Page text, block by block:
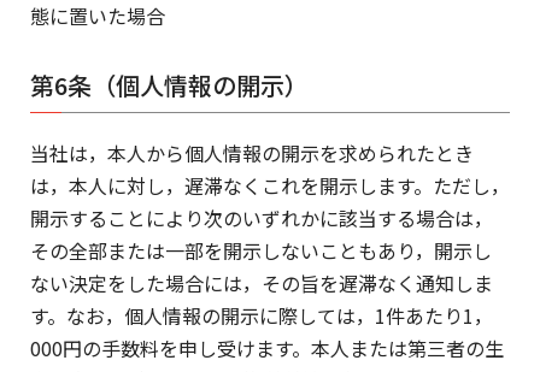
態に置いた場合
第6条（個人情報の開示）
当社は，本人から個人情報の開示を求められたとき
は，本人に対し，遅滞なくこれを開示します。ただし，
開示することにより次のいずれかに該当する場合は，
その全部または一部を開示しないこともあり，開示し
ない決定をした場合には，その旨を遅滞なく通知しま
す。なお，個人情報の開示に際しては，1件あたり1，
000円の手数料を申し受けます。本人または第三者の生